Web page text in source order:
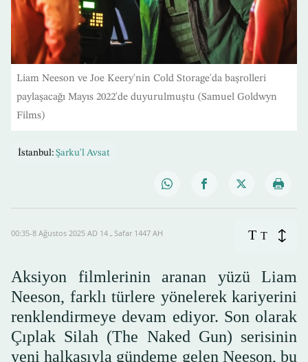
Liam Neeson ve Joe Keery'nin Cold Storage'da başrolleri
paylaşacağı Mayıs 2022'de duyurulmuştu (Samuel Goldwyn
Films)
İstanbul: Şarku'l Avsat
00:35-8 Ağustos 2025 AD ـ 14 Safar 1447 AH T T
Aksiyon filmlerinin aranan yüzü Liam
Neeson, farklı türlere yönelerek kariyerini
renklendirmeye devam ediyor. Son olarak
Çıplak Silah (The Naked Gun) serisinin
yeni halkasıyla gündeme gelen Neeson, bu